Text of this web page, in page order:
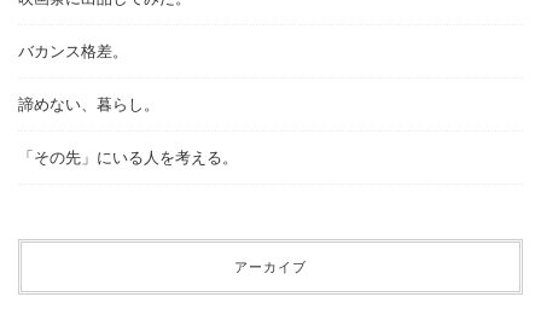
バカンス格差。
諦めない、暮らし。
「その先」にいる人を考える。
アーカイブ